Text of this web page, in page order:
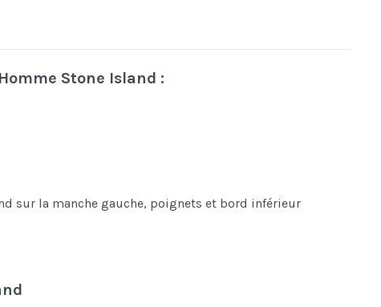
Stone Island :
sur la manche gauche, poignets et bord inférieur